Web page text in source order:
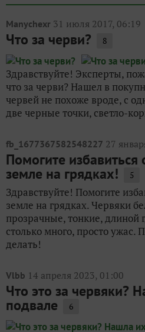
Manychexr 31 июля 2017, 06:19
Что за черви? 8
Здравствуйте! Эксперты,
что за черви? Нашел в
червей не похоже вроде, с
две черные точки, светло-
fb_1677367582548227 27
Помогите избавиться
земле на грядках! 5
Здравствуйте! Помогите
земле на грядках. Червяки
прозрачные, тонкие, длиной
столько много, просто ужас.
делать!
Vlbb 14 апреля 2023, 01:00
Что это за червяки?
подвале 6